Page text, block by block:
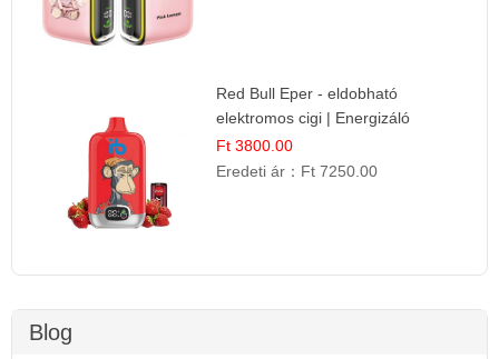
Red Bull Eper - eldobható
elektromos cigi | Energizáló
Gyümölcs Íz
Ft 3800.00
Eredeti ár： Ft 7250.00
Blog